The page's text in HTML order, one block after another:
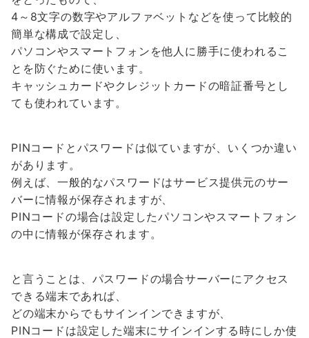
4～8文字の数字やアルファベットなどを使って比較的
簡単な構成で設定し、
パソコンやスマートフォンを他人に勝手に使われるこ
とを防ぐために使います。
キャッシュカードやクレジットカードの暗証番号とし
ても使われています。
PINコードとパスワードは似ていますが、いくつか違い
があります。
例えば、一般的なパスワードはサービス提供元のサー
バーに情報が保存されますが、
PINコードの場合は設定したパソコンやスマートフォン
の中に情報が保存されます。
と言うことは、パスワードの場合サーバーにアクセス
できる端末であれば、
どの端末からでもサインインできますが、
PINコードは設定した端末にサインインする時にしか使